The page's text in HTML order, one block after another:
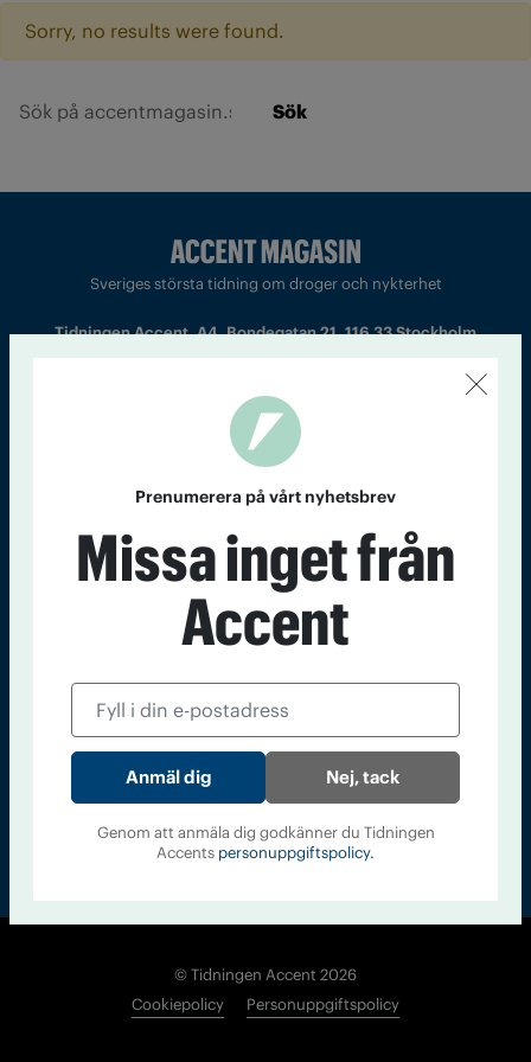
Sorry, no results were found.
Sök
Sveriges största tidning om droger och nykterhet
Tidningen Accent, A4, Bondegatan 21, 116 33 Stockholm
Chefredaktör och ansvarig utgivare: Barbro Janson Lundkvist,
barbro@a4.se.
Kontakt Om Tidningen Tidningsarkiv In English
Läs tidigare
Accent
© Tidningen Accent 2026
Cookiepolicy
Personuppgiftspolicy
Prenumerera på vårt nyhetsbrev
Missa inget från
Accent
Nej, tack
Genom att anmäla dig godkänner du Tidningen
Accents personuppgiftspolicy.